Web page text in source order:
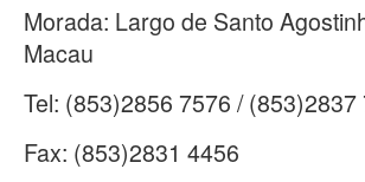
Morada: Largo de Santo
Macau
Tel: (853)2856 7576 / (853)2837
Fax: (853)2831 4456